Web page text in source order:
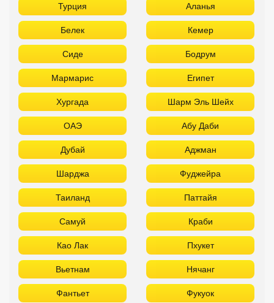
Турция Аланья
Белек Кемер
Сиде Бодрум
Мармарис Египет
Хургада Шарм Эль Шейх
ОАЭ Абу Даби
Дубай Аджман
Шарджа Фуджейра
Таиланд Паттайя
Самуй Краби
Као Лак Пхукет
Вьетнам Нячанг
Фантьет Фукуок